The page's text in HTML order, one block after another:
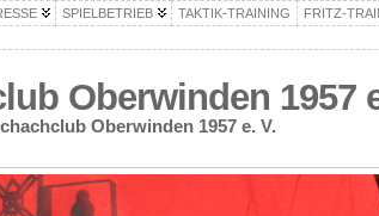
SPIELBETRIEB TAKTIK-TRAINING FRITZ-
Oberwinden 1957
Oberwinden 1957 e. V.